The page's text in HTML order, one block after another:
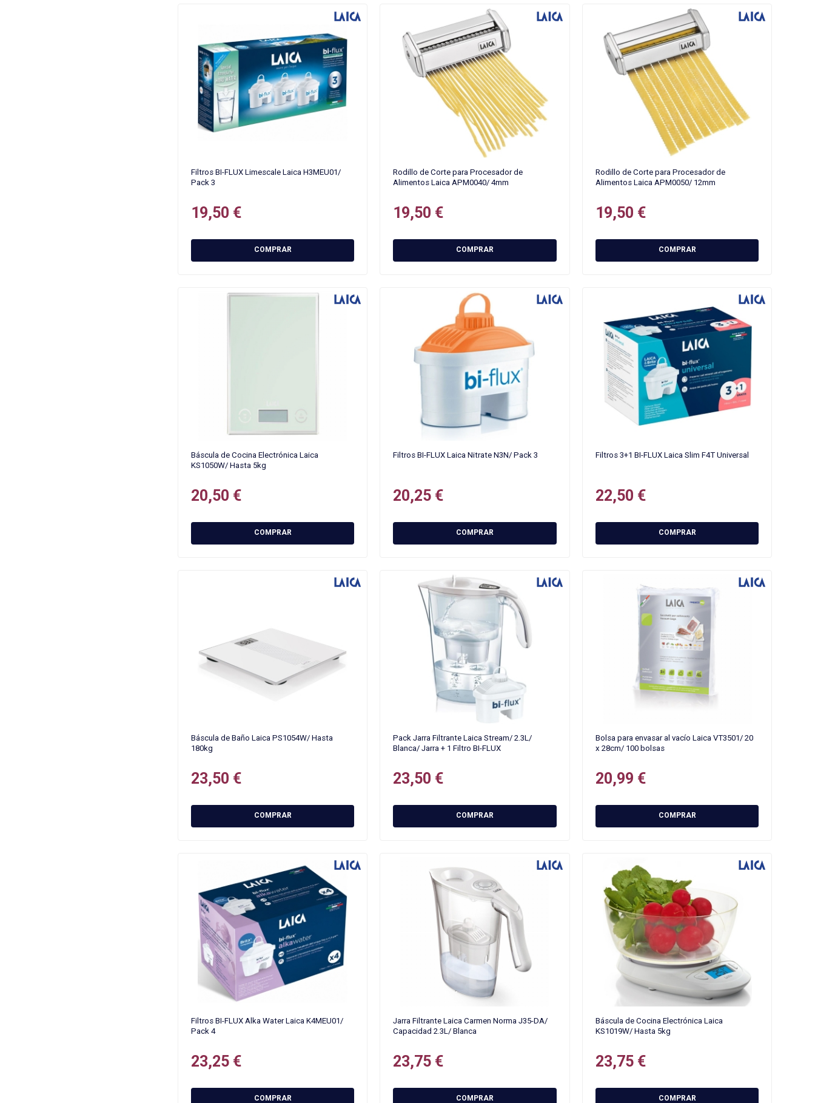
Filtros BI-FLUX Limescale Laica H3MEU01/
Pack 3
19,50 €
COMPRAR
Rodillo de Corte para Procesador de
Alimentos Laica APM0040/ 4mm
19,50 €
COMPRAR
Rodillo de Corte para Procesador de
Alimentos Laica APM0050/ 12mm
19,50 €
COMPRAR
Báscula de Cocina Electrónica Laica
KS1050W/ Hasta 5kg
20,50 €
COMPRAR
Filtros BI-FLUX Laica Nitrate N3N/ Pack 3
20,25 €
COMPRAR
Filtros 3+1 BI-FLUX Laica Slim F4T Universal
22,50 €
COMPRAR
Báscula de Baño Laica PS1054W/ Hasta
180kg
23,50 €
COMPRAR
Pack Jarra Filtrante Laica Stream/ 2.3L/
Blanca/ Jarra + 1 Filtro BI-FLUX
23,50 €
COMPRAR
Bolsa para envasar al vacío Laica VT3501/ 20
x 28cm/ 100 bolsas
20,99 €
COMPRAR
Filtros BI-FLUX Alka Water Laica K4MEU01/
Pack 4
23,25 €
COMPRAR
Jarra Filtrante Laica Carmen Norma J35-DA/
Capacidad 2.3L/ Blanca
23,75 €
COMPRAR
Báscula de Cocina Electrónica Laica
KS1019W/ Hasta 5kg
23,75 €
COMPRAR